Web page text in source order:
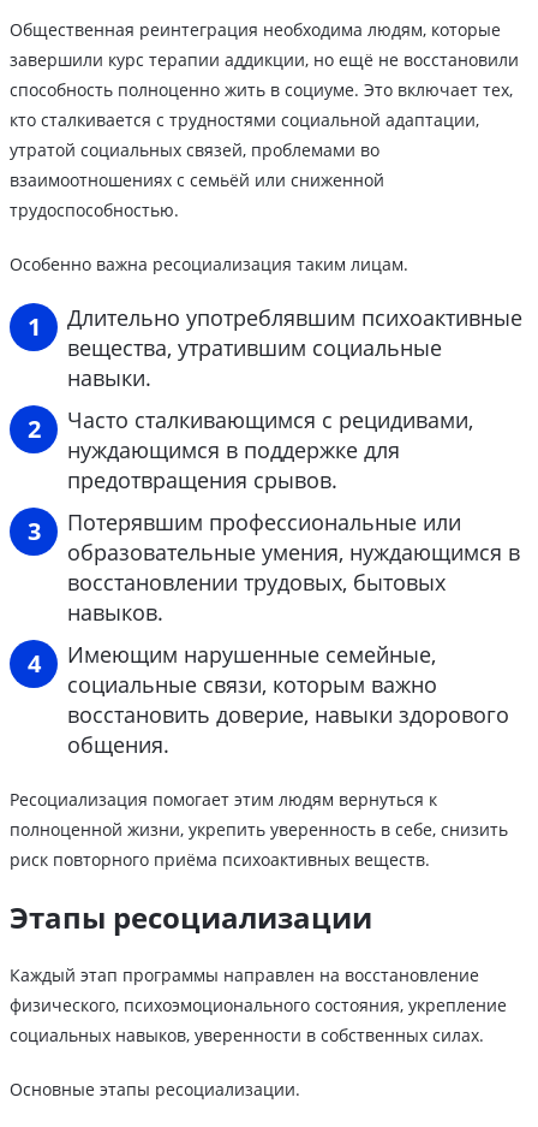
Общественная реинтеграция необходима людям, которые
завершили курс терапии аддикции, но ещё не восстановили
способность полноценно жить в социуме. Это включает тех,
кто сталкивается с трудностями социальной адаптации,
утратой социальных связей, проблемами во
взаимоотношениях с семьёй или сниженной
трудоспособностью.
Особенно важна ресоциализация таким лицам.
Длительно употреблявшим психоактивные
вещества, утратившим социальные
навыки.
Часто сталкивающимся с рецидивами,
нуждающимся в поддержке для
предотвращения срывов.
Потерявшим профессиональные или
образовательные умения, нуждающимся в
восстановлении трудовых, бытовых
навыков.
Имеющим нарушенные семейные,
социальные связи, которым важно
восстановить доверие, навыки здорового
общения.
Ресоциализация помогает этим людям вернуться к
полноценной жизни, укрепить уверенность в себе, снизить
риск повторного приёма психоактивных веществ.
Этапы ресоциализации
Каждый этап программы направлен на восстановление
физического, психоэмоционального состояния, укрепление
социальных навыков, уверенности в собственных силах.
Основные этапы ресоциализации.